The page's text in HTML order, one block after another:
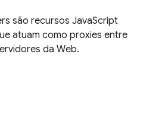
são recursos JavaScript
atuam como proxies entre
da Web.